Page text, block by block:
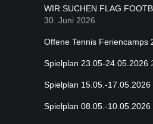
WIR SUCHEN FLAG
30. Juni 2026
Offene Tennis Feriencamps
Spielplan 23.05-24.05.2026
Spielplan 15.05.-17.05.2026
Spielplan 08.05.-10.05.2026